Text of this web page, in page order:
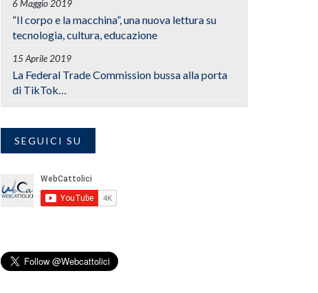
6 Maggio 2019
“Il corpo e la macchina”, una nuova lettura su
tecnologia, cultura, educazione
15 Aprile 2019
La Federal Trade Commission bussa alla porta
di TikTok…
SEGUICI SU